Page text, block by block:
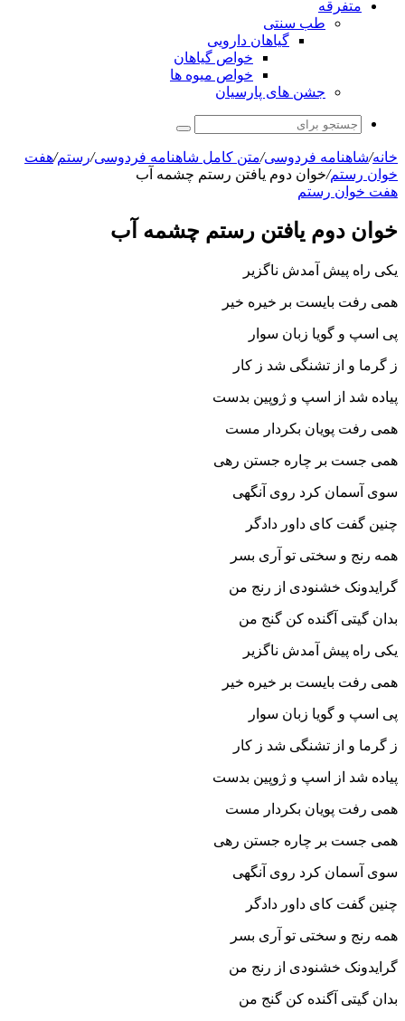
متفرقه
طب سنتی
گیاهان دارویی
خواص گیاهان
خواص میوه ها
جشن های پارسیان
جستجو
برای
خانه/شاهنامه فردوسی/متن کامل شاهنامه فردوسی/رستم/هفت
خوان رستم‏/خوان دوم یافتن رستم چشمه آب‏
هفت خوان رستم‏
خوان دوم یافتن رستم چشمه آب‏
یکى راه پیش آمدش ناگزیر
همى رفت بایست بر خیره خیر
پى اسپ و گویا زبان سوار
ز گرما و از تشنگى شد ز کار
پیاده شد از اسپ و ژوپین بدست
همى رفت پویان بکردار مست‏
همى جست بر چاره جستن رهى
سوى آسمان کرد روى آنگهى‏
چنین گفت کاى داور دادگر
همه رنج و سختى تو آرى بسر
گرایدونک خشنودى از رنج من
بدان گیتى آگنده کن گنج من‏
یکى راه پیش آمدش ناگزیر
همى رفت بایست بر خیره خیر
پى اسپ و گویا زبان سوار
ز گرما و از تشنگى شد ز کار
پیاده شد از اسپ و ژوپین بدست
همى رفت پویان بکردار مست‏
همى جست بر چاره جستن رهى
سوى آسمان کرد روى آنگهى‏
چنین گفت کاى داور دادگر
همه رنج و سختى تو آرى بسر
گرایدونک خشنودى از رنج من
بدان گیتى آگنده کن گنج من‏